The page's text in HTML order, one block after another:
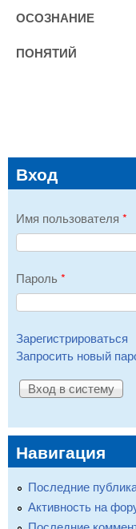
ОСОЗНАНИЕ
ПОНЯТИЙ
Вход
Имя пользователя *
Пароль *
Зарегистрироваться
Запросить новый
Навигация
Последние
Активность на